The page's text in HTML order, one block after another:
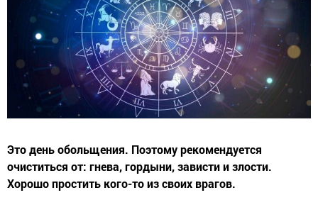
Это день обольщения. Поэтому рекомендуется
очиститься от: гнева, гордыни, зависти и злости.
Хорошо простить кого-то из своих врагов.